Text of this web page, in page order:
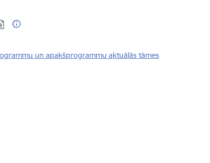
un apakšprogrammu aktuālās tāmes